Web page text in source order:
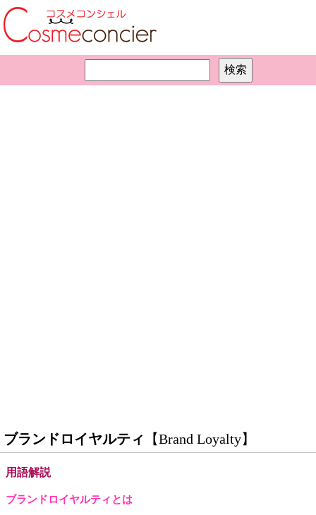
ブランドロイヤルティ 【Brand Loyalty】
用語解説
ブランドロイヤルティとは